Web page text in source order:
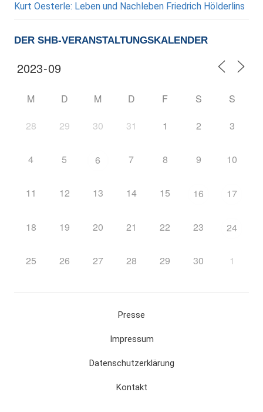
Kurt Oesterle: Leben und Nachleben Friedrich Hölderlins
DER SHB-VERANSTALTUNGSKALENDER
M D M D F S S
28 29 30 31 1 2 3
4 5 6 7 8 9 10
11 12 13 14 15 16 17
18 19 20 21 22 23 24
25 26 27 28 29 30 1
Presse
Impressum
Datenschutzerklärung
Kontakt